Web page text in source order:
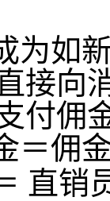
为如
接向
付佣
＝佣
直销